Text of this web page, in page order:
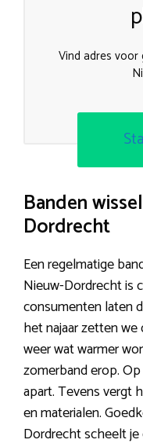
Vind adres
Banden
Dordrecht
Een regelmatige
Nieuw-Dordrecht is
consumenten laten
het najaar zetten
weer wat warmer
zomerband erop.
apart. Tevens vergt
en materialen.
Dordrecht scheelt